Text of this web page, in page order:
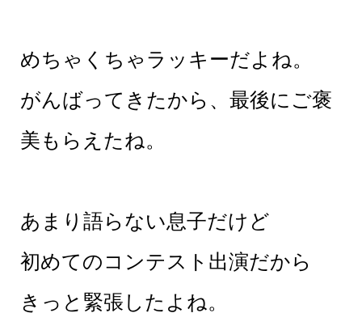
めちゃくちゃラッキーだよね。
がんばってきたから、最後にご褒
美もらえたね。
あまり語らない息子だけど
初めてのコンテスト出演だから
きっと緊張したよね。